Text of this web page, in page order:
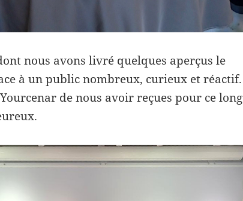
nous avons livré quelques aperçus le
à un public nombreux, curieux et réactif.
de nous avoir reçues pour ce long